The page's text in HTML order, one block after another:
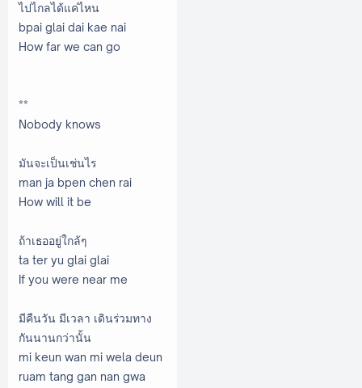
ไปไกลได้แค่ไหน
bpai glai dai kae nai
How far we can go
**
Nobody knows
มันจะเป็นเช่นไร
man ja bpen chen rai
How will it be
ถ้าเธออยู่ใกล้ๆ
ta ter yu glai glai
If you were near me
มีคืนวัน มีเวลา เดินร่วมทาง
กันนานกว่านั้น
mi keun wan mi wela deun
ruam tang gan nan gwa